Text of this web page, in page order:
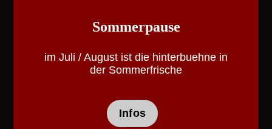
Sommerpause
im Juli / August ist die hinterbuehne in
der Sommerfrische
Infos